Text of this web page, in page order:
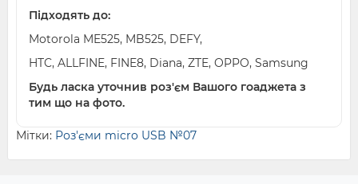
Підходять до:
Motorola ME525, MB525, DEFY,
HTC, ALLFINE, FINE8, Diana, ZTE, OPPO, Samsung
Будь ласка уточнив роз'єм Вашого гоаджета з
тим що на фото.
Мітки: Роз'єми micro USB №07